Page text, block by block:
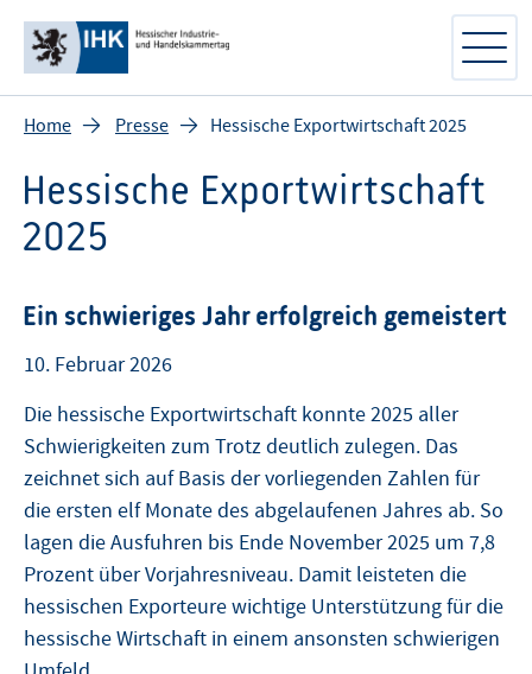
Home Presse Hessische Exportwirtschaft 2025
Hessische Exportwirtschaft
2025
Ein schwieriges Jahr erfolgreich gemeistert
10. Februar 2026
Die hessische Exportwirtschaft konnte 2025 aller
Schwierigkeiten zum Trotz deutlich zulegen. Das
zeichnet sich auf Basis der vorliegenden Zahlen für
die ersten elf Monate des abgelaufenen Jahres ab. So
lagen die Ausfuhren bis Ende November 2025 um 7,8
Prozent über Vorjahresniveau. Damit leisteten die
hessischen Exporteure wichtige Unterstützung für die
hessische Wirtschaft in einem ansonsten schwierigen